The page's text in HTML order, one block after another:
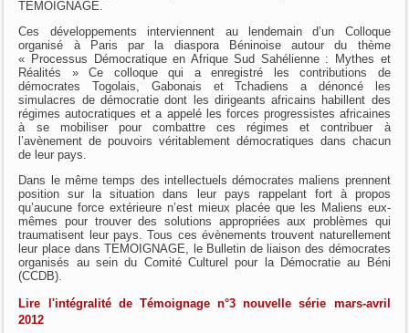
TEMOIGNAGE.
Ces développements interviennent au lendemain d’un Colloque
organisé à Paris par la diaspora Béninoise autour du thème
« Processus Démocratique en Afrique Sud Sahélienne : Mythes et
Réalités » Ce colloque qui a enregistré les contributions de
démocrates Togolais, Gabonais et Tchadiens a dénoncé les
simulacres de démocratie dont les dirigeants africains habillent des
régimes autocratiques et a appelé les forces progressistes africaines
à se mobiliser pour combattre ces régimes et contribuer à
l’avènement de pouvoirs véritablement démocratiques dans chacun
de leur pays.
Dans le même temps des intellectuels démocrates maliens prennent
position sur la situation dans leur pays rappelant fort à propos
qu’aucune force extérieure n’est mieux placée que les Maliens eux-
mêmes pour trouver des solutions appropriées aux problèmes qui
traumatisent leur pays. Tous ces évènements trouvent naturellement
leur place dans TEMOIGNAGE, le Bulletin de liaison des démocrates
organisés au sein du Comité Culturel pour la Démocratie au Béni
(CCDB).
Lire l'intégralité de Témoignage n°3 nouvelle série mars-avril
2012